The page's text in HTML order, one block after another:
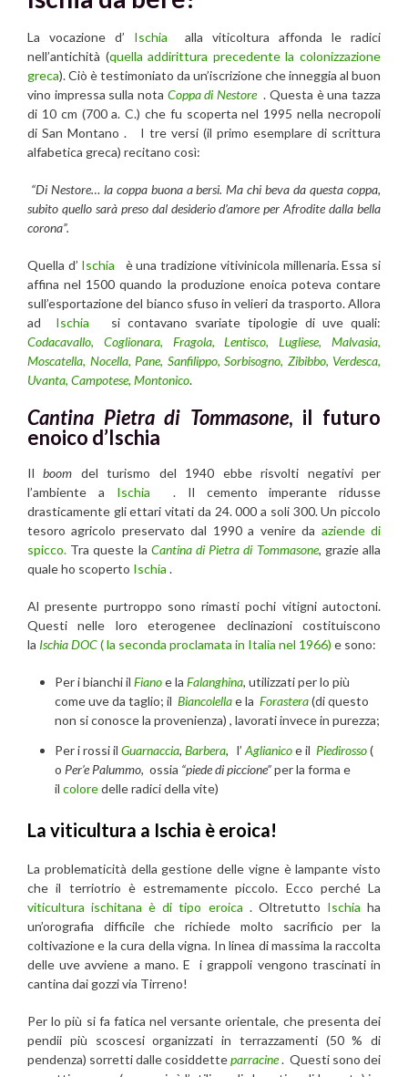
La vocazione d’ Ischia alla viticoltura affonda le radici
nell’antichità (quella addirittura precedente la colonizzazione
greca). Ciò è testimoniato da un’iscrizione che inneggia al buon
vino impressa sulla nota Coppa di Nestore. Questa è una tazza
di 10 cm (700 a. C.) che fu scoperta nel 1995 nella necropoli
di San Montano . I tre versi (il primo esemplare di scrittura
alfabetica greca) recitano così:
“Di Nestore… la coppa buona a bersi. Ma chi beva da questa coppa,
subito quello sarà preso dal desiderio d’amore per Afrodite dalla bella
corona”.
Quella d’ Ischia è una tradizione vitivinicola millenaria. Essa si
affina nel 1500 quando la produzione enoica poteva contare
sull’esportazione del bianco sfuso in velieri da trasporto. Allora
ad Ischia si contavano svariate tipologie di uve quali:
Codacavallo, Coglionara, Fragola,Lentisco,Lugliese,Malvasia,
Moscatella, Nocella, Pane, Sanfilippo, Sorbisogno, Zibibbo, Verdesca,
Uvanta, Campotese, Montonico.
Cantina Pietra di Tommasone, il futuro
enoico d’Ischia
Ilboom del turismo del 1940 ebbe risvolti negativi per
l’ambiente a Ischia . Il cemento imperante ridusse
drasticamente gli ettari vitati da 24. 000 a soli 300. Un piccolo
tesoro agricolo preservato dal 1990 a venire da aziende di
spicco. Tra queste la Cantina di Pietra di Tommasone, grazie alla
quale ho scoperto Ischia .
Al presente purtroppo sono rimasti pochi vitigni autoctoni.
Questi nelle loro eterogenee declinazioni costituiscono
la Ischia DOC( la seconda proclamata in Italia nel 1966) e sono:
Per i bianchi il Fianoe la Falanghina, utilizzati per lo più
come uve da taglio; il Biancolellae la Forastera(di questo
non si conosce la provenienza) , lavorati invece in purezza;
Per i rossi il Guarnaccia, Barbera, l’ Aglianicoe il Piedirosso(
o Per’e Palummo, ossia “piede di piccione”per la forma e
il coloredelle radici della vite)
La viticultura a Ischia è eroica!
La problematicità della gestione delle vigne è lampante visto
che il terriotrio è estremamente piccolo. Ecco perché La
viticultura ischitana è di tipo eroica . Oltretutto Ischiaha
un’orografia difficile che richiede molto sacrificio per la
coltivazione e la cura della vigna. In linea di massima la raccolta
delle uve avviene a mano. E i grappoli vengono trascinati in
cantina dai gozzi via Tirreno!
Per lo più si fa fatica nel versante orientale, che presenta dei
pendii più scoscesi organizzati in terrazzamenti (50 % di
pendenza) sorretti dalle cosiddetteparracine. Questi sono dei